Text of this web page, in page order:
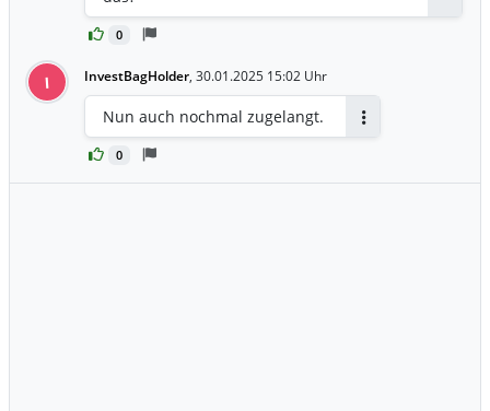
0
I InvestBagHolder, 30.01.2025 15:02 Uhr
0
Nun auch nochmal zugelangt.